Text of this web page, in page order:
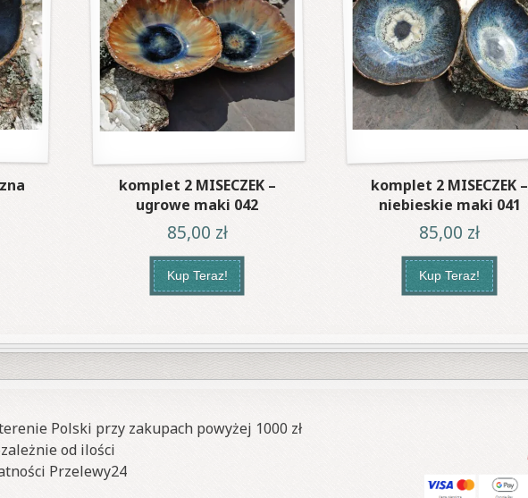
komplet 2 MISECZEK –
ugrowe maki 042
85,00 zł
Kup Teraz!
komplet 2 MISECZEK –
niebieskie maki 041
85,00 zł
Kup Teraz!
Polski przy zakupach powyżej 1000 zł
od ilości
Przelewy24